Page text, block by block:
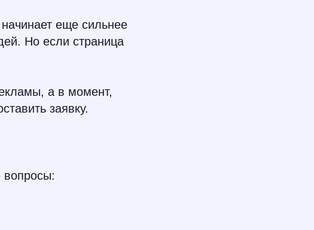
еще сильнее
Но если страница
а в момент,
заявку.
вопросы: